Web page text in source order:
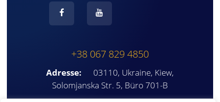
+38 067 829 4850
Adresse:
03110, Ukraine, Kiew,
Solomjanska Str. 5, Büro 701-B